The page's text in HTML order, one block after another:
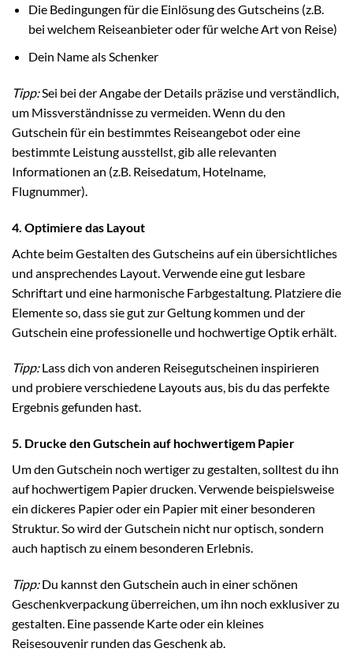
Die Bedingungen für die Einlösung des Gutscheins (z.B.
bei welchem Reiseanbieter oder für welche Art von Reise)
Dein Name als Schenker
Tipp:Sei bei der Angabe der Details präzise und verständlich,
um Missverständnisse zu vermeiden. Wenn du den
Gutschein für ein bestimmtes Reiseangebot oder eine
bestimmte Leistung ausstellst, gib alle relevanten
Informationen an (z.B. Reisedatum, Hotelname,
Flugnummer).
4. Optimiere das Layout
Achte beim Gestalten des Gutscheins auf ein übersichtliches
und ansprechendes Layout. Verwende eine gut lesbare
Schriftart und eine harmonische Farbgestaltung. Platziere die
Elemente so, dass sie gut zur Geltung kommen und der
Gutschein eine professionelle und hochwertige Optik erhält.
Tipp:Lass dich von anderen Reisegutscheinen inspirieren
und probiere verschiedene Layouts aus, bis du das perfekte
Ergebnis gefunden hast.
5. Drucke den Gutschein auf hochwertigem Papier
Um den Gutschein noch wertiger zu gestalten, solltest du ihn
auf hochwertigem Papier drucken. Verwende beispielsweise
ein dickeres Papier oder ein Papier mit einer besonderen
Struktur. So wird der Gutschein nicht nur optisch, sondern
auch haptisch zu einem besonderen Erlebnis.
Tipp:Du kannst den Gutschein auch in einer schönen
Geschenkverpackung überreichen, um ihn noch exklusiver zu
gestalten. Eine passende Karte oder ein kleines
Reisesouvenir runden das Geschenk ab.